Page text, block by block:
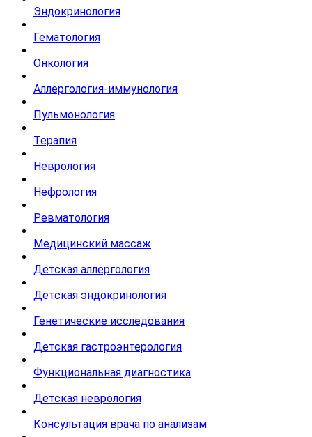
Эндокринология
Гематология
Онкология
Аллергология-иммунология
Пульмонология
Терапия
Неврология
Нефрология
Ревматология
Медицинский массаж
Детская аллергология
Детская эндокринология
Генетические исследования
Детская гастроэнтерология
Функциональная диагностика
Детская неврология
Консультация врача по анализам